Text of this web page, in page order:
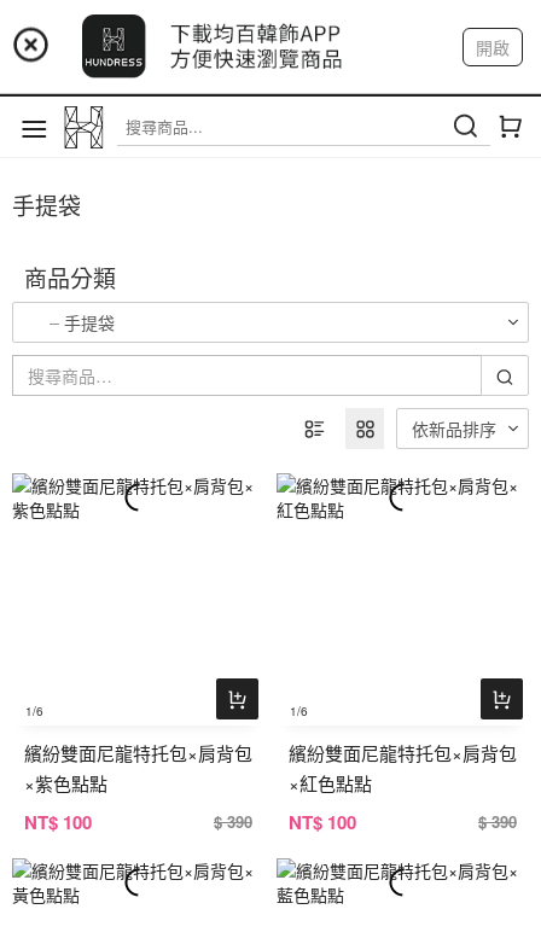
📢 市集預告：9/12-9/13 八里海巡基地
📢 市集預告：8/22-8/23 桃園青埔置地廣場
開啟
註冊 我的帳戶
手提袋
商品分類
手提袋
依新品排序
1/6
繽紛雙面尼龍特托包×肩背包
×紫色點點
NT$ 100 $ 390
1/6
繽紛雙面尼龍特托包×肩背包
×紅色點點
NT$ 100 $ 390